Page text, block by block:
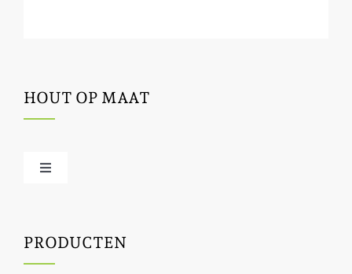
HOUT OP MAAT
Toggle
Houtbewerking
PRODUCTEN